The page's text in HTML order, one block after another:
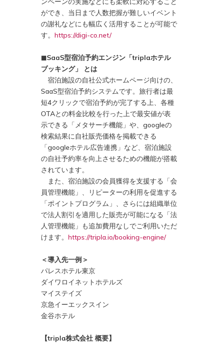
ができ、当日まで人数把握が難しいイベント
の謝礼などにも幅広く活用することが可能で
す。 https://digi-co.net/
◼︎SaaS型宿泊予約エンジン「triplaホテル
ブッキング」 とは
宿泊施設の自社公式ホームページ向けの、
SaaS型宿泊予約システムです。旅行者は最
短4クリックで宿泊予約が完了する上、各種
OTAとの料金比較を行った上で最安値が表
示できる「メタサーチ機能」や、googleの
検索結果に自社販売価格を掲載できる
「googleホテル広告連携」など、宿泊施設
の自社予約率を向上させるための機能が搭載
されています。
また、宿泊施設の会員獲得を支援する「会
員管理機能」、リピーターの利用を促進する
「ポイントプログラム」、さらには組織単位
で法人割引を適用した販売が可能になる「法
人管理機能」も追加費用なしでご利用いただ
けます。 https://tripla.io/booking-engine/
＜導入先一例＞
パレスホテル東京
ダイワロイネットホテルズ
マイステイズ
京急イーエックスイン
金谷ホテル
【tripla株式会社 概要】